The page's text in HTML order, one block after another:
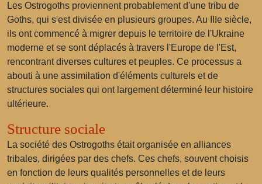
Les Ostrogoths proviennent probablement d'une tribu de
Goths, qui s'est divisée en plusieurs groupes. Au IIIe siècle,
ils ont commencé à migrer depuis le territoire de l'Ukraine
moderne et se sont déplacés à travers l'Europe de l'Est,
rencontrant diverses cultures et peuples. Ce processus a
abouti à une assimilation d'éléments culturels et de
structures sociales qui ont largement déterminé leur histoire
ultérieure.
Structure sociale
La société des Ostrogoths était organisée en alliances
tribales, dirigées par des chefs. Ces chefs, souvent choisis
en fonction de leurs qualités personnelles et de leurs